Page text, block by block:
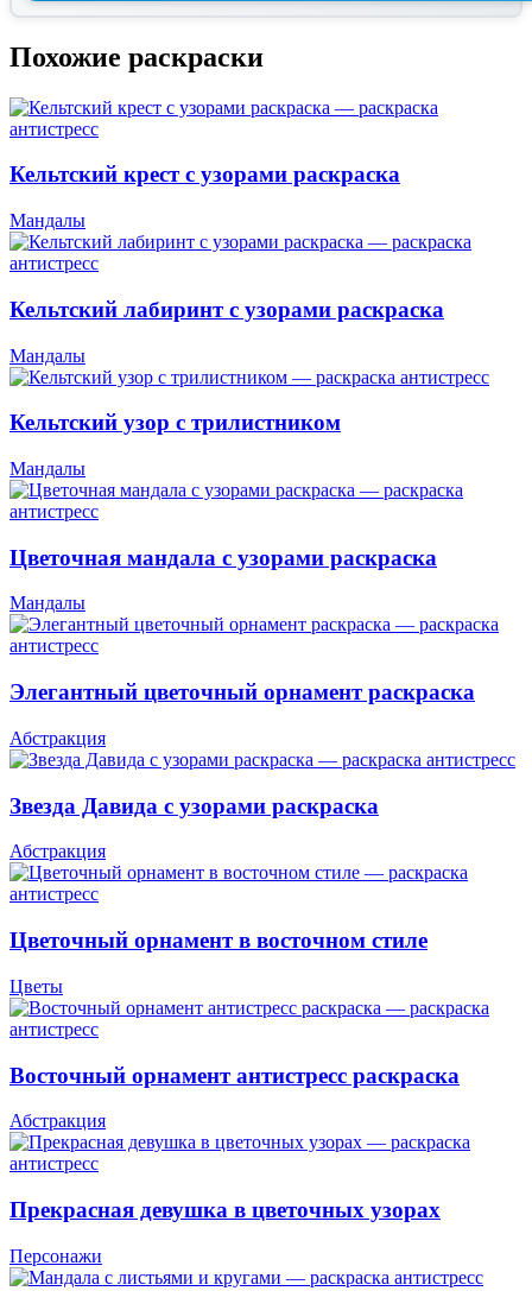
Похожие раскраски
Кельтский крест с узорами раскраска
Мандалы
Кельтский лабиринт с узорами раскраска
Мандалы
Кельтский узор с трилистником
Мандалы
Цветочная мандала с узорами раскраска
Мандалы
Элегантный цветочный орнамент раскраска
Абстракция
Звезда Давида с узорами раскраска
Абстракция
Цветочный орнамент в восточном стиле
Цветы
Восточный орнамент антистресс раскраска
Абстракция
Прекрасная девушка в цветочных узорах
Персонажи